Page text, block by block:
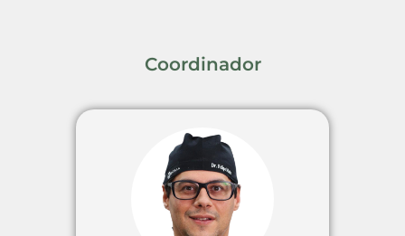
Coordinador